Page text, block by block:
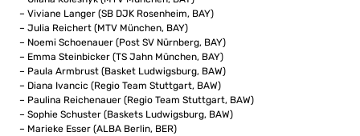
– Viviane Langer (SB DJK Rosenheim, BAY)
– Julia Reichert (MTV München, BAY)
– Noemi Schoenauer (Post SV Nürnberg, BAY)
– Emma Steinbicker (TS Jahn München, BAY)
– Paula Armbrust (Basket Ludwigsburg, BAW)
– Diana Ivancic (Regio Team Stuttgart, BAW)
– Paulina Reichenauer (Regio Team Stuttgart, BAW)
– Sophie Schuster (Baskets Ludwigsburg, BAW)
– Marieke Esser (ALBA Berlin, BER)